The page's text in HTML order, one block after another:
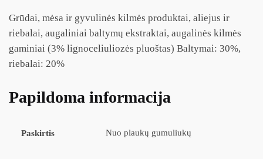
Grūdai, mėsa ir gyvulinės kilmės produktai, aliejus ir
riebalai, augaliniai baltymų ekstraktai, augalinės kilmės
gaminiai (3% lignoceliuliozės pluoštas) Baltymai: 30%,
riebalai: 20%
Papildoma informacija
Paskirtis Nuo plaukų gumuliukų